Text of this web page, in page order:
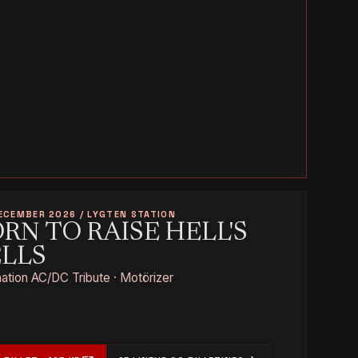
2026 / LYGTEN STATION
TO RAISE HELL'S
AC/DC Tribute · Motörizer